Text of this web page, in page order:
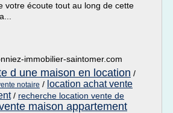
votre écoute tout au long de cette
immobilier-saintomer.com
d une maison en location /
notaire / location achat vente
/ recherche location vente de
maison appartement